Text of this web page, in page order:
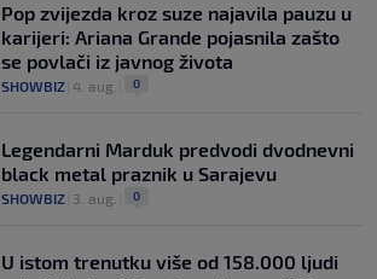
Pop zvijezda kroz suze najavila pauzu u
karijeri: Ariana Grande pojasnila zašto
se povlači iz javnog života
SHOWBIZ 4. aug. 0
Legendarni Marduk predvodi dvodnevni
black metal praznik u Sarajevu
SHOWBIZ 3. aug. 0
U istom trenutku više od 158.000 ljudi